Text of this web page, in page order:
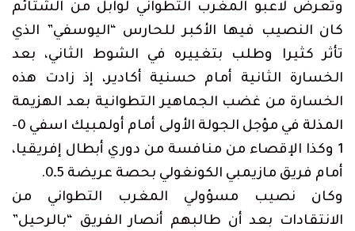
وتعرض لاعبو المغرب التطواني لوابل من الشتائم
كان النصيب فيها الأكبر للحارس “اليوسفي” الذي
تأثر كثيرا وطلب بتغييره في الشوط الثاني، بعد
الخسارة الثانية أمام حسنية أكادير، إذ زادت هذه
الخسارة من غضب الجماهير التطوانية بعد الهزيمة
المذلة في مؤجل الجولة الأولى أمام أولمبيك اسفي 0-
1 وكذا الإقصاء من منافسة من دوري أبطال إفريقيا،
أمام فريق مازيمبي الكونغولي بحصة عريضة 5ـ0.
وكان نصيب مسؤولي المغرب التطواني من
الانتقادات بعد أن طالبهم أنصار الفريق “بالرحيل”